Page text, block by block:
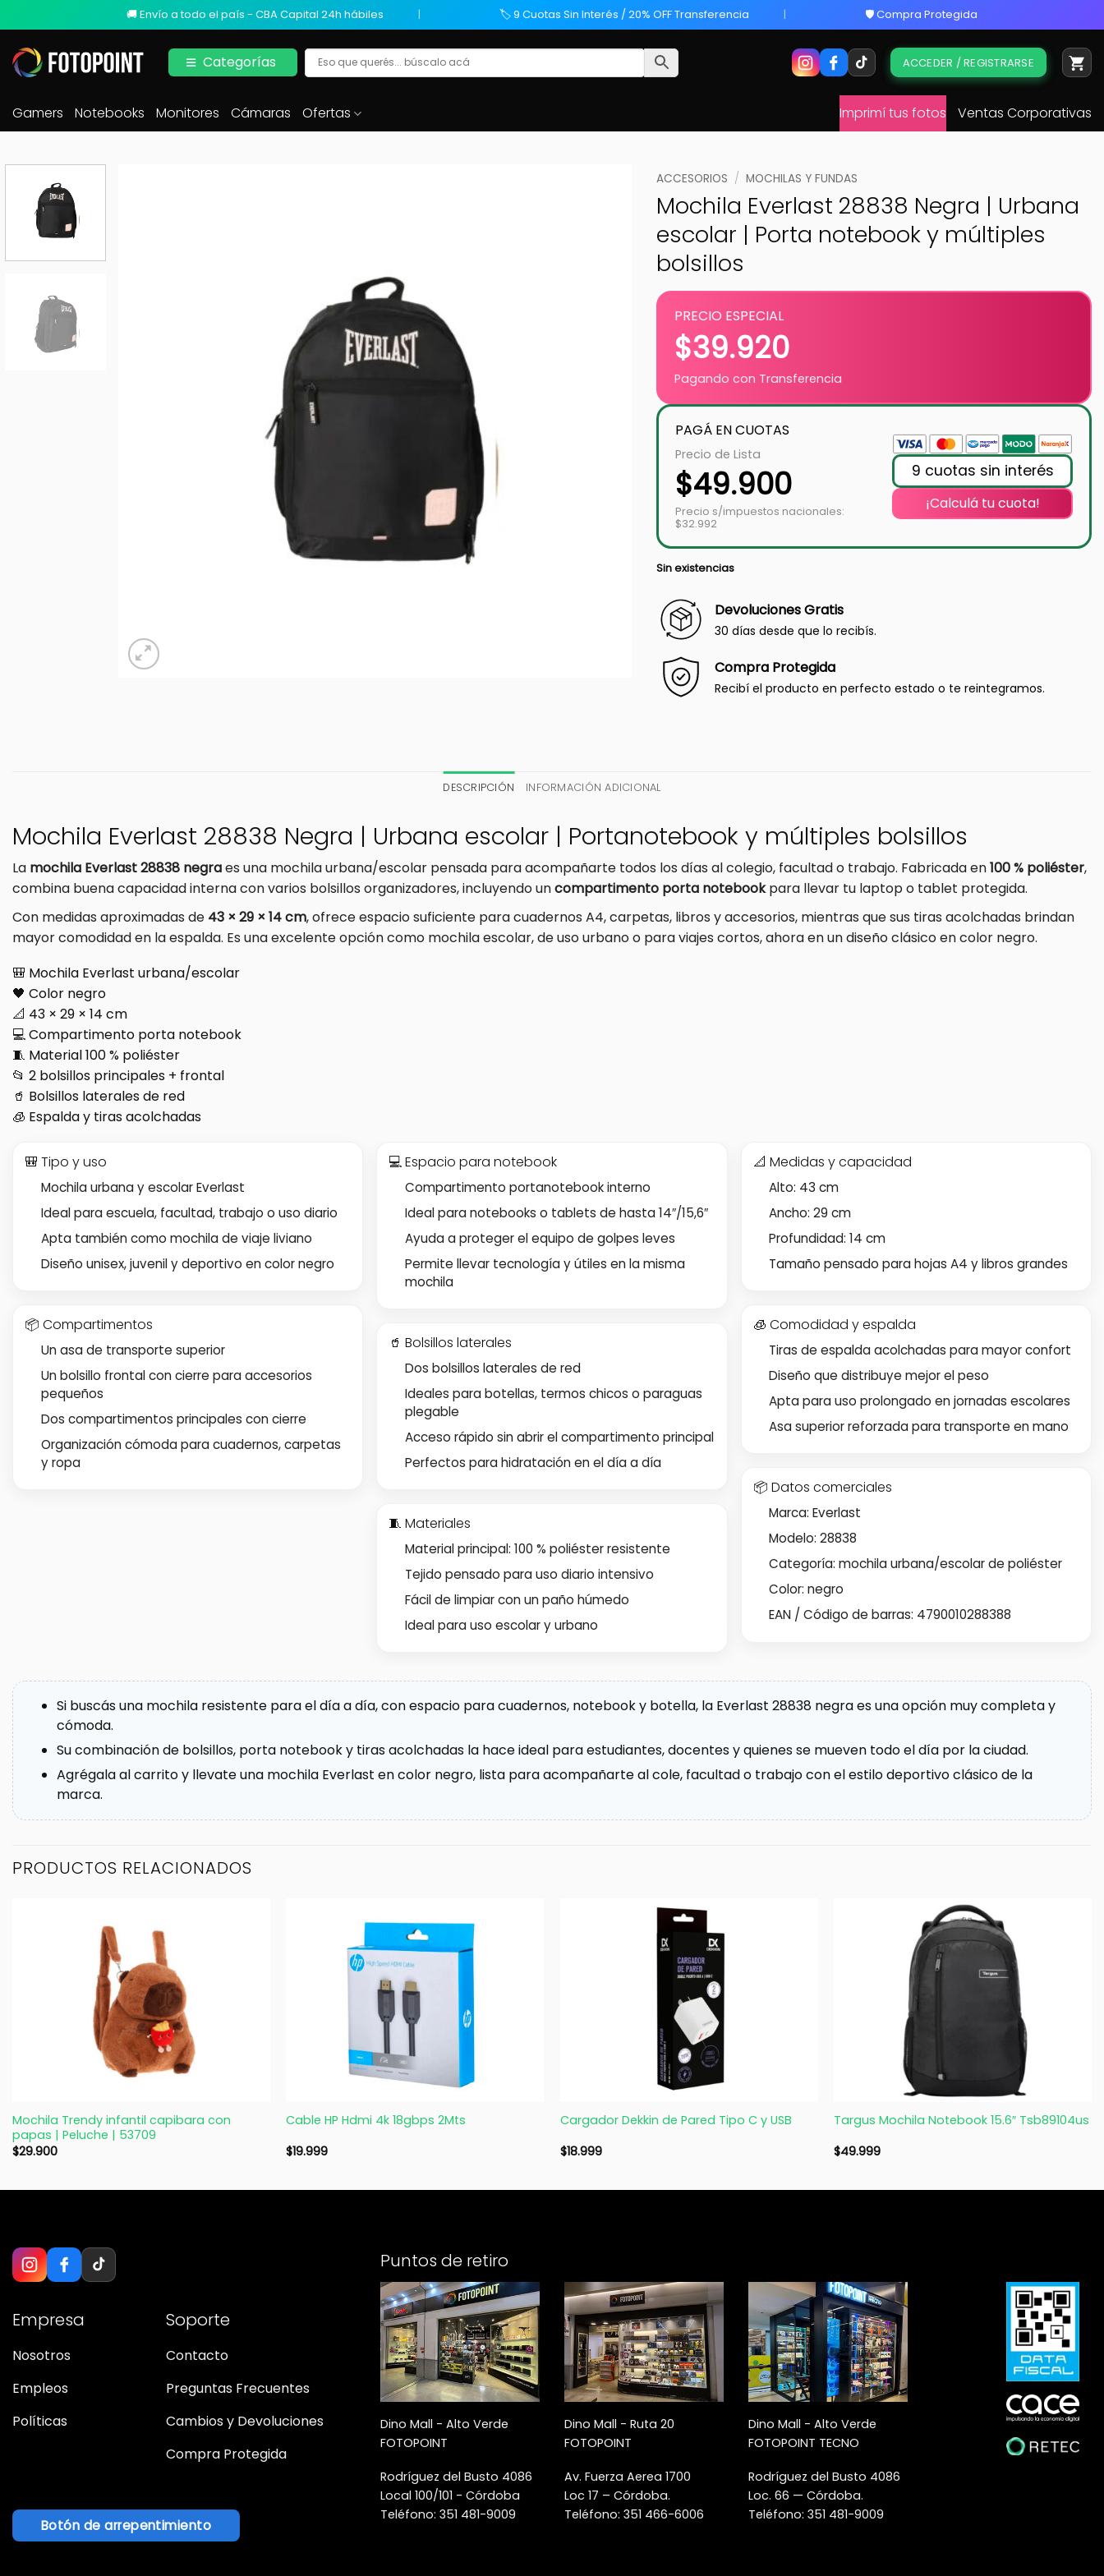
🚚 Envío a todo el país - CBA Capital 24h hábiles 🏷️ 9 Cuotas Sin Interés / 20% OFF Transferencia 🛡️ Compra Protegida
Categorías ACCEDER / REGISTRARSE
Gamers Notebooks Monitores Cámaras Ofertas Imprimí tus fotos Ventas Corporativas
ACCESORIOS / MOCHILAS Y FUNDAS
Mochila Everlast 28838 Negra | Urbana
escolar | Porta notebook y múltiples
bolsillos
PRECIO ESPECIAL
$39.920
Pagando con Transferencia
PAGÁ EN CUOTAS
Precio de Lista
$49.900
Precio s/impuestos nacionales:
$32.992
9 cuotas sin interés
¡Calculá tu cuota!
Sin existencias
Devoluciones Gratis
30 días desde que lo recibís.
Compra Protegida
Recibí el producto en perfecto estado o te reintegramos.
DESCRIPCIÓN INFORMACIÓN ADICIONAL
Mochila Everlast 28838 Negra | Urbana escolar | Portanotebook y múltiples bolsillos
La mochila Everlast 28838 negraes una mochila urbana/escolar pensada para acompañarte todos los días al colegio, facultad o trabajo. Fabricada en100 % poliéster,
combina buena capacidad interna con varios bolsillos organizadores, incluyendo uncompartimento porta notebookpara llevar tu laptop o tablet protegida.
Con medidas aproximadas de 43 × 29 × 14 cm, ofrece espacio suficiente para cuadernos A4, carpetas, libros y accesorios, mientras que sus tiras acolchadas brindan
mayor comodidad en la espalda. Es una excelente opción como mochila escolar, de uso urbano o para viajes cortos, ahora en un diseño clásico en color negro.
🎒 Mochila Everlast urbana/escolar
🖤 Color negro
📐 43 × 29 × 14 cm
💻 Compartimento porta notebook
🧵 Material 100 % poliéster
📂 2 bolsillos principales + frontal
🥤 Bolsillos laterales de red
🧊 Espalda y tiras acolchadas
🎒 Tipo y uso
Mochila urbana y escolar Everlast
Ideal para escuela, facultad, trabajo o uso diario
Apta también como mochila de viaje liviano
Diseño unisex, juvenil y deportivo en color negro
📦 Compartimentos
Un asa de transporte superior
Un bolsillo frontal con cierre para accesorios
pequeños
Dos compartimentos principales con cierre
Organización cómoda para cuadernos, carpetas
y ropa
💻 Espacio para notebook
Compartimento portanotebook interno
Ideal para notebooks o tablets de hasta 14″/15,6″
Ayuda a proteger el equipo de golpes leves
Permite llevar tecnología y útiles en la misma
mochila
🥤 Bolsillos laterales
Dos bolsillos laterales de red
Ideales para botellas, termos chicos o paraguas
plegable
Acceso rápido sin abrir el compartimento principal
Perfectos para hidratación en el día a día
🧵 Materiales
Material principal: 100 % poliéster resistente
Tejido pensado para uso diario intensivo
Fácil de limpiar con un paño húmedo
Ideal para uso escolar y urbano
📐 Medidas y capacidad
Alto: 43 cm
Ancho: 29 cm
Profundidad: 14 cm
Tamaño pensado para hojas A4 y libros grandes
🧊 Comodidad y espalda
Tiras de espalda acolchadas para mayor confort
Diseño que distribuye mejor el peso
Apta para uso prolongado en jornadas escolares
Asa superior reforzada para transporte en mano
📦 Datos comerciales
Marca: Everlast
Modelo: 28838
Categoría: mochila urbana/escolar de poliéster
Color: negro
EAN / Código de barras: 4790010288388
Si buscás una mochila resistente para el día a día, con espacio para cuadernos, notebook y botella, la Everlast 28838 negra es una opción muy completa y
cómoda.
Su combinación de bolsillos, porta notebook y tiras acolchadas la hace ideal para estudiantes, docentes y quienes se mueven todo el día por la ciudad.
Agrégala al carrito y llevate una mochila Everlast en color negro, lista para acompañarte al cole, facultad o trabajo con el estilo deportivo clásico de la
marca.
PRODUCTOS RELACIONADOS
Mochila Trendy infantil capibara con
papas | Peluche | 53709
$29.900
Cable HP Hdmi 4k 18gbps 2Mts
$19.999
Cargador Dekkin de Pared Tipo C y USB
$18.999
Targus Mochila Notebook 15.6″ Tsb89104us
$49.999
Empresa
Nosotros
Empleos
Políticas
Soporte
Contacto
Preguntas Frecuentes
Cambios y Devoluciones
Compra Protegida
Botón de arrepentimiento
Puntos de retiro
Dino Mall - Alto Verde
FOTOPOINT
Rodríguez del Busto 4086
Local 100/101 - Córdoba
Teléfono: 351 481-9009
Dino Mall - Ruta 20
FOTOPOINT
Av. Fuerza Aerea 1700
Loc 17 – Córdoba.
Teléfono: 351 466-6006
Dino Mall - Alto Verde
FOTOPOINT TECNO
Rodríguez del Busto 4086
Loc. 66 — Córdoba.
Teléfono: 351 481-9009